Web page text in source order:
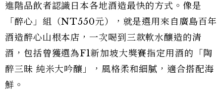
進階品飲者認識日本各地酒造最快的方式。像是
「醉心」組（NT550元），就是選用來自廣島百年
酒造醉心山根本店，一次喝到三款軟水釀造的清
酒，包括曾獲選為F1新加坡大獎賽指定用酒的「陶
醉三昧 純米大吟釀」，風格柔和細膩，適合搭配海
鮮。